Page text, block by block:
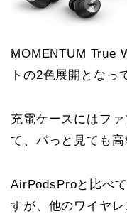
MOMENTUM True
トの2色展開となっ
充電ケースにはフ
て、パっと見ても
AirPodsProと比べ
すが、他のワイヤ